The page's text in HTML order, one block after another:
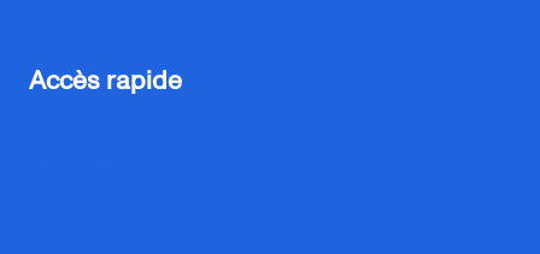
Accès rapide